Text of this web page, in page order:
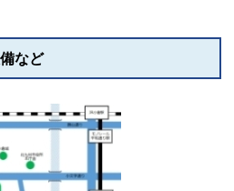
など